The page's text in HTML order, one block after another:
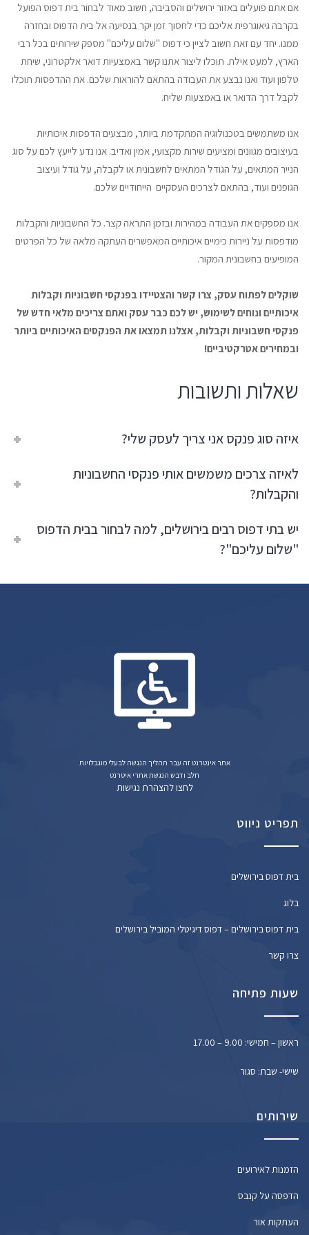
אם אתם פועלים באזור ירושלים והסביבה, חשוב מאוד לבחור בית דפוס הפועל
בקרבה גיאוגרפית אליכם כדי לחסוך זמן יקר בנסיעה אל בית הדפוס ובחזרה
ממנו. יחד עם זאת חשוב לציין כי דפוס "שלום עליכם" מספק שירותים בכל רבי
הארץ, למעט אילת. תוכלו ליצור אתנו קשר באמצעיות דואר אלקטרוני, שיחת
טלפון ועוד ואנו נבצע את העבודה בהתאם להוראות שלכם. את ההדפסות תוכלו
לקבל דרך הדואר או באמצעות שליח.
אנו משתמשים בטכנולוגיה המתקדמת ביותר, מבצעים הדפסות איכותיות
בעיצובים מגוונים ומציעים שירות מקצועי, אמין ואדיב. אנו נדע לייעץ לכם על סוג
הנייר המתאים, על הגודל המתאים לחשבונית או לקבלה, על גודל ועיצוב
הגופנים ועוד, בהתאם לצרכים העסקיים הייחודיים שלכם.
אנו מספקים את העבודה במהירות ובזמן התראה קצר. כל החשבוניות והקבלות
מודפסות על ניירות כימיים איכותיים המאפשרים העתקה מלאה של כל הפרטים
המופיעים בחשבונית המקור.
שוקלים לפתוח עסק, צרו קשר והצטיידו בפנקסי חשבוניות וקבלות
איכותיים ונוחים לשימוש, יש לכם כבר עסק ואתם צריכים מלאי חדש של
פנקסי חשבוניות וקבלות, אצלנו תמצאו את הפנקסים האיכותיים ביותר
ובמחירים אטרקטיביים!
שאלות ותשובות
איזה סוג פנקס אני צריך לעסק שלי?
לאיזה צרכים משמשים אותי פנקסי החשבוניות
והקבלות?
יש בתי דפוס רבים בירושלים, למה לבחור בבית הדפוס
"שלום עליכם"?
אתר אינטרנט זה עבר תהליך הנגשה לבעלי מוגבלויות
חלב ודבש הנגשת אתרי איטרנט
לחצו להצהרת נגישות
תפריט ניווט
בית דפוס בירושלים
בלוג
בית דפוס בירושלים – דפוס דיגיטלי המוביל בירושלים
צרו קשר
שעות פתיחה
ראשון – חמישי: 9.00 – 17.00
שישי- שבת: סגור
שירותים
הזמנות לאירועים
הדפסה על קנבס
העתקות אור